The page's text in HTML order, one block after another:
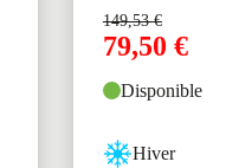
149,53€
79,50 €
Disponible
Hiver